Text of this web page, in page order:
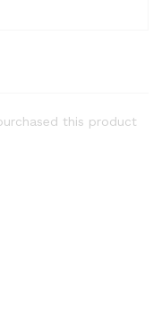
this product